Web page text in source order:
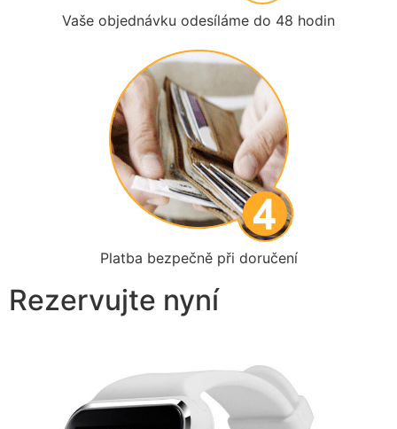
Vaše objednávku odesíláme do 48 hodin
Platba bezpečně při doručení
Rezervujte nyní